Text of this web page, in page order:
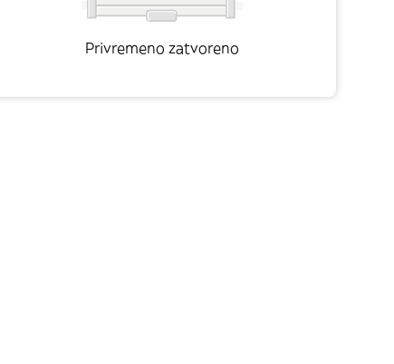
je trenutno zatvorena. Tražiš li nešto slično?
u svojoj blizini
Privremeno zatvoreno